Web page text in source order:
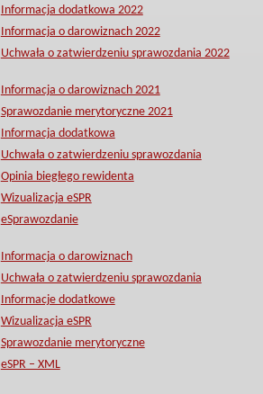
Informacja dodatkowa 2022
Informacja o darowiznach 2022
Uchwała o zatwierdzeniu sprawozdania 2022
Informacja o darowiznach 2021
Sprawozdanie merytoryczne 2021
Informacja dodatkowa
Uchwała o zatwierdzeniu sprawozdania
Opinia biegłego rewidenta
Wizualizacja eSPR
eSprawozdanie
Informacja o darowiznach
Uchwała o zatwierdzeniu sprawozdania
Informacje dodatkowe
Wizualizacja eSPR
Sprawozdanie merytoryczne
eSPR – XML